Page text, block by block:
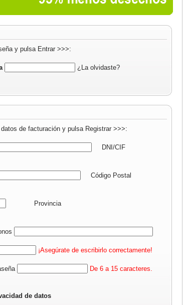
y pulsa Entrar >>>:
¿La olvidaste?
de facturación y pulsa Registrar >>>:
DNI/CIF
Código Postal
Provincia
¡Asegúrate de escribirlo correctamente!
De 6 a 15 caracteres.
de datos